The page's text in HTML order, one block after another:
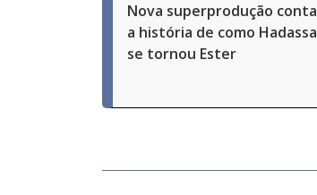
Nova superprodução conta
a história de como Hadassa
se tornou Ester